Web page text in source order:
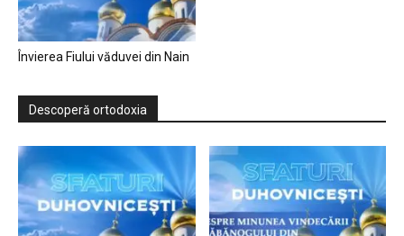
Învierea Fiului văduvei din Nain
Descoperă ortodoxia